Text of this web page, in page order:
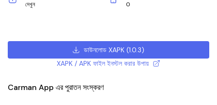
দেখুন 0
ডাউনলোড XAPK (1.0.3)
XAPK / APK ফাইল ইনস্টল করার উপায়
Carman App এর পুরাতন সংস্করণ